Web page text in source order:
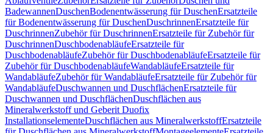
BadewannenDuschenBodenentwässerung für DuschenErsatzteile
für Bodenentwässerung für DuschenDuschrinnenErsatzteile für
DuschrinnenZubehör für DuschrinnenErsatzteile für Zubehör für
DuschrinnenDuschbodenabläufeErsatzteile für
DuschbodenabläufeZubehör für DuschbodenabläufeErsatzteile für
Zubehör für DuschbodenabläufeWandabläufeErsatzteile für
WandabläufeZubehör für WandabläufeErsatzteile für Zubehör für
WandabläufeDuschwannen und DuschflächenErsatzteile für
Duschwannen und DuschflächenDuschflächen aus
Mineralwerkstoff und Geberit Duofix
InstallationselementeDuschflächen aus MineralwerkstoffErsatzteile